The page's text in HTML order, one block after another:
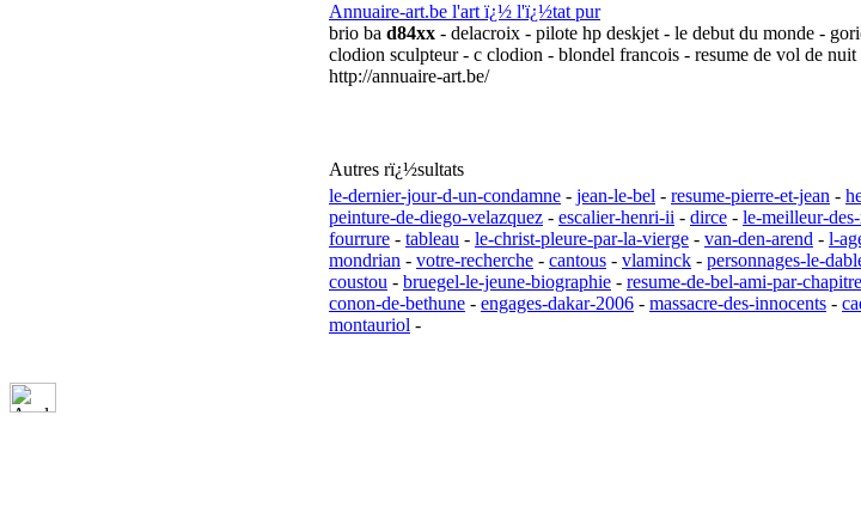
Annuaire-art.be l'art ï¿½ l'ï¿½tat pur
brio ba d84xx - delacroix - pilote hp deskjet - le debut du monde -
clodion sculpteur - c clodion - blondel francois - resume de vol de nuit
http://annuaire-art.be/
Autres rï¿½sultats
le-dernier-jour-d-un-condamne - jean-le-bel - resume-pierre-et-jean -
peinture-de-diego-velazquez - escalier-henri-ii - dirce - le-meilleur-
fourrure - tableau - le-christ-pleure-par-la-vierge - van-den-arend - l-
mondrian - votre-recherche - cantous - vlaminck - personnages-le-
coustou - bruegel-le-jeune-biographie - resume-de-bel-ami-par-chapitre
conon-de-bethune - engages-dakar-2006 - massacre-des-innocents -
montauriol -